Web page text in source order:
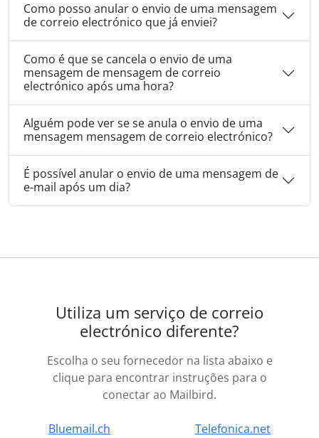
Como posso anular o envio de uma mensagem
de correio electrónico que já enviei?
Como é que se cancela o envio de uma
mensagem de mensagem de correio
electrónico após uma hora?
Alguém pode ver se se anula o envio de uma
mensagem mensagem de correio electrónico?
É possível anular o envio de uma mensagem de
e-mail após um dia?
Utiliza um serviço de correio
electrónico diferente?
Escolha o seu fornecedor na lista abaixo e
clique para encontrar instruções para o
conectar ao Mailbird.
Bluemail.ch
Telefonica.net